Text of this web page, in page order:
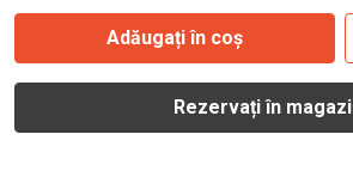
Adăugați în coș
Rezervați în